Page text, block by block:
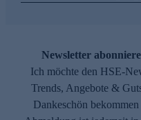
Newsletter
Ich möchte den HSE-
Trends, Angebote &
Dankeschön